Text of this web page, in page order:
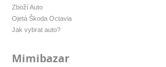
Zboží Auto
Ojetá Škoda Octavia
Jak vybrat auto?
Mimibazar